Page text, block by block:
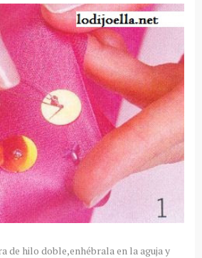
de hilo doble,enhébrala en la aguja y